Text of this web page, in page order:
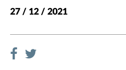
27 / 12 / 2021